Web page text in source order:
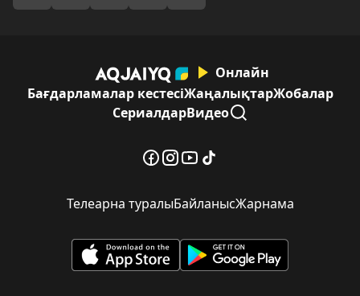
Онлайн
Бағдарламалар кестесіЖаңалықтарЖобалар
СериалдарВидео
Телеарна туралыБайланысЖарнама